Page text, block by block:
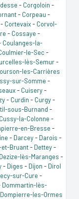
- Corgoloin -
- Corpeau -
- Cortevaix- Corvol-
- Cossaye -
Coulanges-la-
le-Sec -
lès-Semur-
les-Carrières
sur-Somme -
- Cuisery-
- Curdin - Curgy-
sous-Burnand -
Cussy-la-Colonne -
en-Bresse -
- Darcey- Darois -
et-Bruant- Dettey-
Dezize-lès-Maranges -
- Diges - Dijon - Dirol
sur-Cure -
Dommartin-lès-
Dompierre-les-Ormes